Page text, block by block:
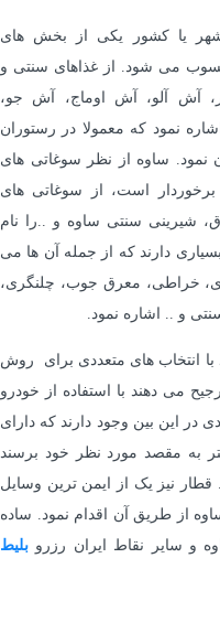
یا کشور یکی از بخش های
می شود. از غذاهای سنتی و
آش آلو، آش اوماج، آش جو،
نمود که معمولا در رستوران
نمود. ساوه از نظر سوغاتی های
است، از سوغاتی های
شیرینی سنتی ساوه و ..را نام
دارند که از جمله آن ها می
خراطی، معرق جوب، چلنگری،
و .. اشاره نمود.
با انتخاب های متعددی برای روش
می دهند با استفاده از خودرو
در این بین وجود دارند که دارای
به مقصد مورد نظر خود برسند
قطار نیز یک از ایمن ترین وسایل
از طریق آن اقدام نمود. ساده
و سایر نقاط ایران رزرو بلیط